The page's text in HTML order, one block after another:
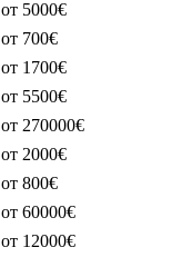
от 5000€
от 700€
от 1700€
от 5500€
от 270000€
от 2000€
от 800€
от 60000€
от 12000€